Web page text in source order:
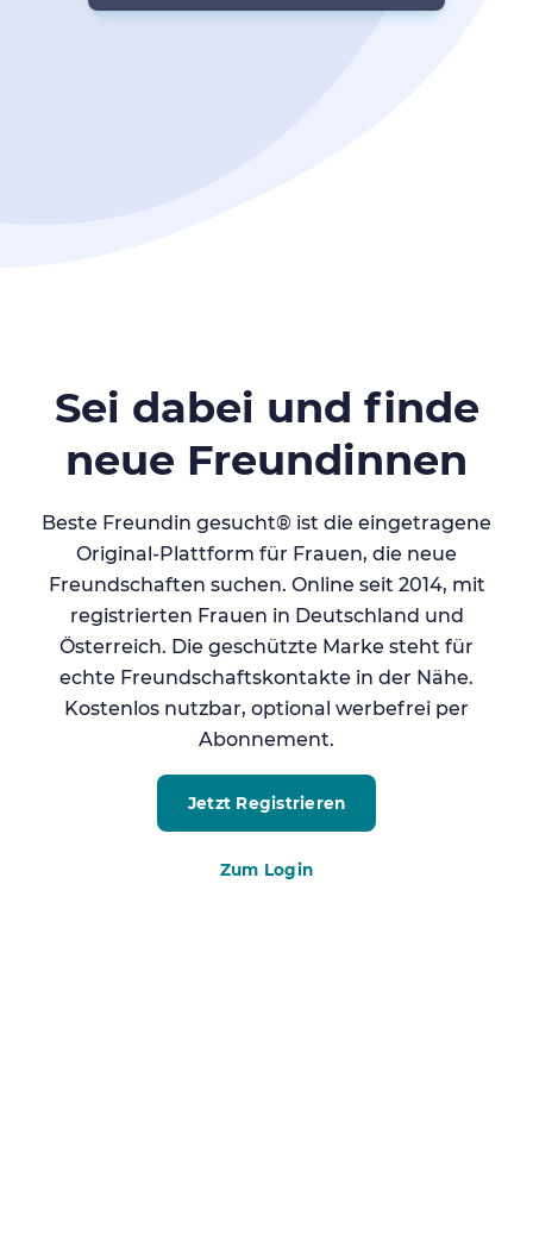
Sei dabei und finde
neue Freundinnen
Beste Freundin gesucht® ist die eingetragene
Original-Plattform für Frauen, die neue
Freundschaften suchen. Online seit 2014, mit
registrierten Frauen in Deutschland und
Österreich. Die geschützte Marke steht für
echte Freundschaftskontakte in der Nähe.
Kostenlos nutzbar, optional werbefrei per
Abonnement.
Jetzt Registrieren
Zum Login